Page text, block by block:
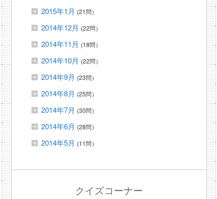
2015年1月 (21問）
2014年12月 (22問）
2014年11月 (18問）
2014年10月 (22問）
2014年9月 (23問）
2014年8月 (25問）
2014年7月 (30問）
2014年6月 (28問）
2014年5月 (11問）
クイズコーナー